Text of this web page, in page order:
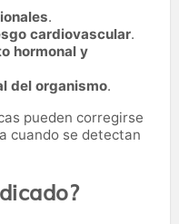
.
cardiovascular.
hormonal y
del organismo.
pueden corregirse
cuando se detectan